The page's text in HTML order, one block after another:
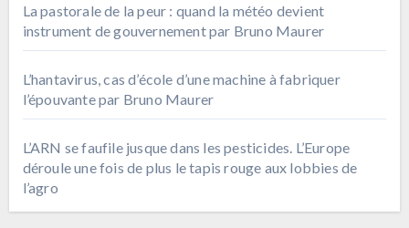
La pastorale de la peur : quand la météo devient
instrument de gouvernement par Bruno Maurer
L’hantavirus, cas d’école d’une machine à fabriquer
l’épouvante par Bruno Maurer
L’ARN se faufile jusque dans les pesticides. L’Europe
déroule une fois de plus le tapis rouge aux lobbies de
l’agro